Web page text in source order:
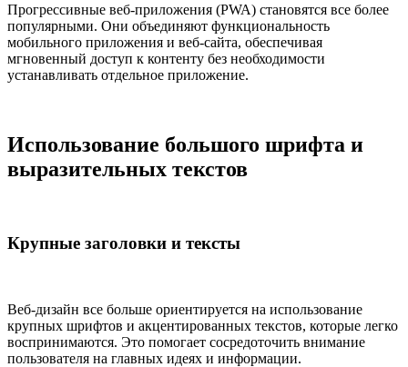
Прогрессивные веб-приложения (PWA) становятся все более
популярными. Они объединяют функциональность
мобильного приложения и веб-сайта, обеспечивая
мгновенный доступ к контенту без необходимости
устанавливать отдельное приложение.
Использование большого шрифта и
выразительных текстов
Крупные заголовки и тексты
Веб-дизайн все больше ориентируется на использование
крупных шрифтов и акцентированных текстов, которые легко
воспринимаются. Это помогает сосредоточить внимание
пользователя на главных идеях и информации.